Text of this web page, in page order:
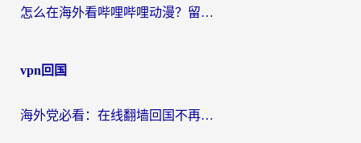
怎么在海外看哔哩哔哩动漫？留学生亲测有效的回国加速方案
vpn回国
海外党必看：在线翻墙回国不再难！教你选对加速器无缝刷国内资源